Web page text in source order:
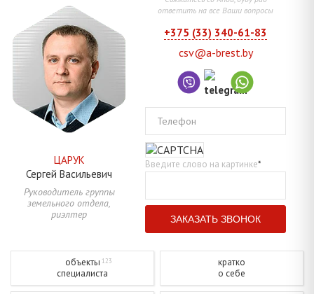
ЦАРУК
Сергей Васильевич
Руководитель группы
земельного отдела,
риэлтер
ответить на все Ваши вопросы
+375 (33) 340-61-83
csv@a-brest.by
Телефон
Введите слово на картинке*
объекты 123
специалиста
кратко
о себе